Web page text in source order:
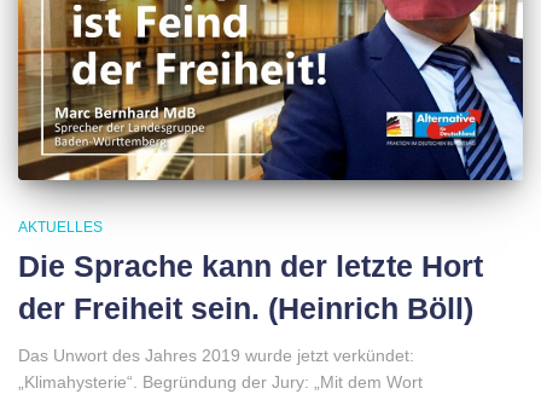
AKTUELLES
Die Sprache kann der letzte Hort
der Freiheit sein. (Heinrich Böll)
Das Unwort des Jahres 2019 wurde jetzt verkündet:
„Klimahysterie“. Begründung der Jury: „Mit dem Wort